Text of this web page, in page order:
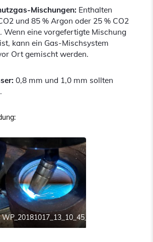
Mischungen: Enthalten
und 85 % Argon oder 25 % CO2
Wenn eine vorgefertigte Mischung
kann ein Gas-Mischsystem
Ort gemischt werden.
0,8 mm und 1,0 mm sollten
WP_20181017_13_10_45_Pro